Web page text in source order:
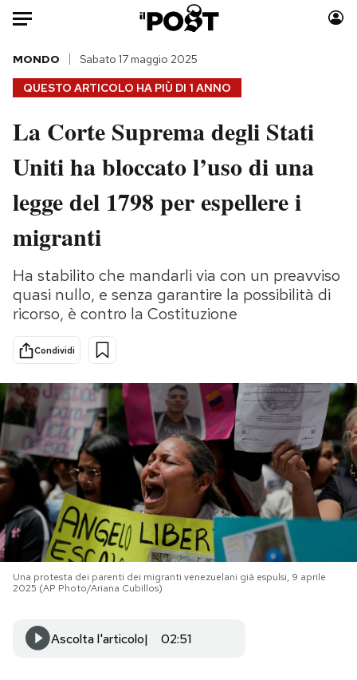
Auto
HOME
Italia
Politica
Tecnologia
Scienza
Cultura
Economia
Sport
Moda
Consumismi
Storie/Idee
Europa
Altrecose
Mondiali calcio 2026
PODCAST
NEWSLETTER
I MIEI PREFERITI
SHOP
AREA PERSONALE
QUESTO ARTICOLO HA PIÙ DI 1 ANNO
MONDO Sabato 17 maggio 2025
La Corte Suprema degli Stati
Uniti ha bloccato l’uso di una
legge del 1798 per espellere i
migranti
Ha stabilito che mandarli via con un preavviso
quasi nullo, e senza garantire la possibilità di
ricorso, è contro la Costituzione
Condividi
Una protesta dei parenti dei migranti venezuelani già espulsi, 9 aprile
2025 (AP Photo/Ariana Cubillos)
Ascolta l'articolo 02:51